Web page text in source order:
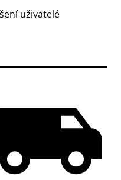
uživatelé